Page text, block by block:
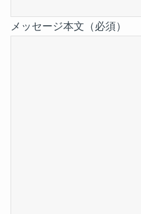
メッセージ本文（必須）